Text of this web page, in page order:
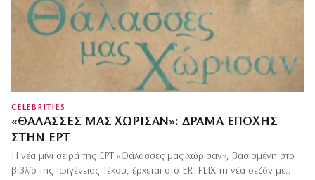
CELEBRITIES
«ΘΆΛΑΣΣΕΣ ΜΑΣ ΧΏΡΙΣΑΝ»: ΔΡΆΜΑ ΕΠΟΧΉΣ
ΣΤΗΝ ΕΡΤ
Η νέα μίνι σειρά της ΕΡΤ «Θάλασσες μας χώρισαν», βασισμένη στο
βιβλίο της Ιφιγένειας Τέκου, έρχεται στο ERTFLIX τη νέα σεζόν με…